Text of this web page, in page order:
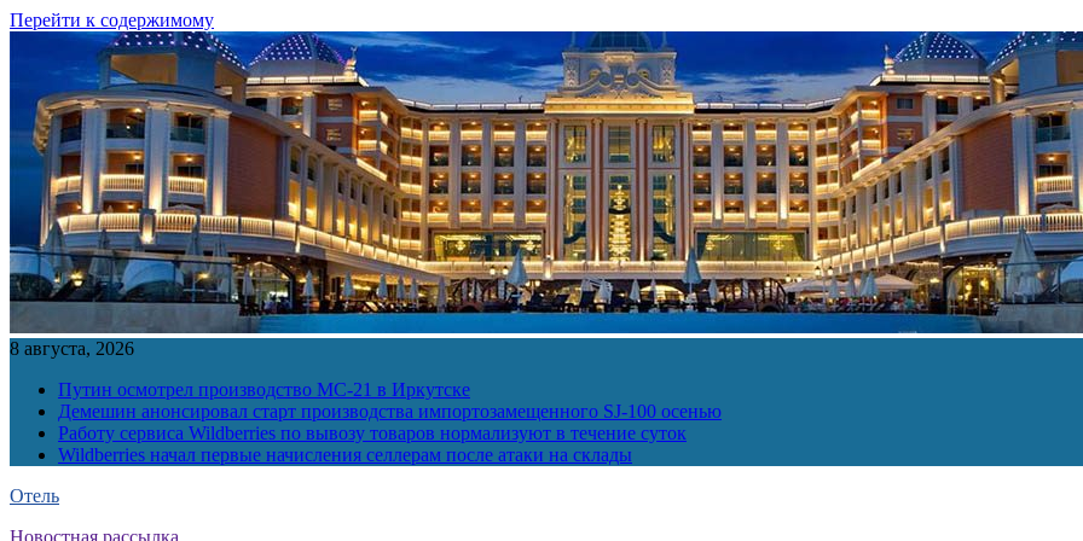
Перейти к содержимому
8 августа, 2026
Путин осмотрел производство МС-21 в Иркутске
Демешин анонсировал старт производства импортозамещенного SJ-100 осенью
Работу сервиса Wildberries по вывозу товаров нормализуют в течение суток
Wildberries начал первые начисления селлерам после атаки на склады
Отель
Новостная рассылка